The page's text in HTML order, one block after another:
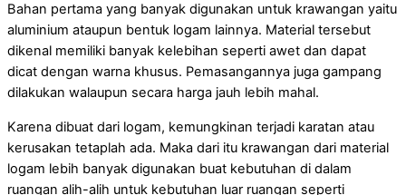
Bahan pertama yang banyak digunakan untuk krawangan yaitu
aluminium ataupun bentuk logam lainnya. Material tersebut
dikenal memiliki banyak kelebihan seperti awet dan dapat
dicat dengan warna khusus. Pemasangannya juga gampang
dilakukan walaupun secara harga jauh lebih mahal.
Karena dibuat dari logam, kemungkinan terjadi karatan atau
kerusakan tetaplah ada. Maka dari itu krawangan dari material
logam lebih banyak digunakan buat kebutuhan di dalam
ruangan alih-alih untuk kebutuhan luar ruangan seperti